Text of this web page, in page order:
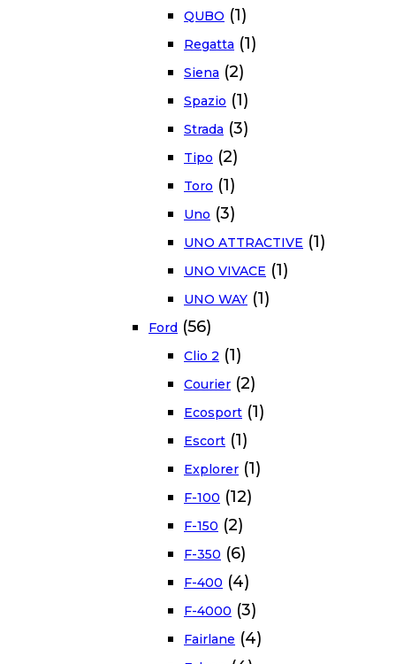
QUBO (1)
Regatta (1)
Siena (2)
Spazio (1)
Strada (3)
Tipo (2)
Toro (1)
Uno (3)
UNO ATTRACTIVE (1)
UNO VIVACE (1)
UNO WAY (1)
Ford (56)
Clio 2 (1)
Courier (2)
Ecosport (1)
Escort (1)
Explorer (1)
F-100 (12)
F-150 (2)
F-350 (6)
F-400 (4)
F-4000 (3)
Fairlane (4)